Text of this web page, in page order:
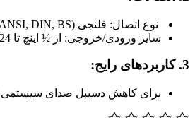
نوع اتصال: فلنجی (ANSI, DIN, BS)، رزوه‌ای (NPT, BSP)، جوشی
سایز ورودی/خروجی: از ½ اینچ تا 24 اینچ یا بیشتر
3. کاربردهای رایج:
برای کاهش دسیبل صدای